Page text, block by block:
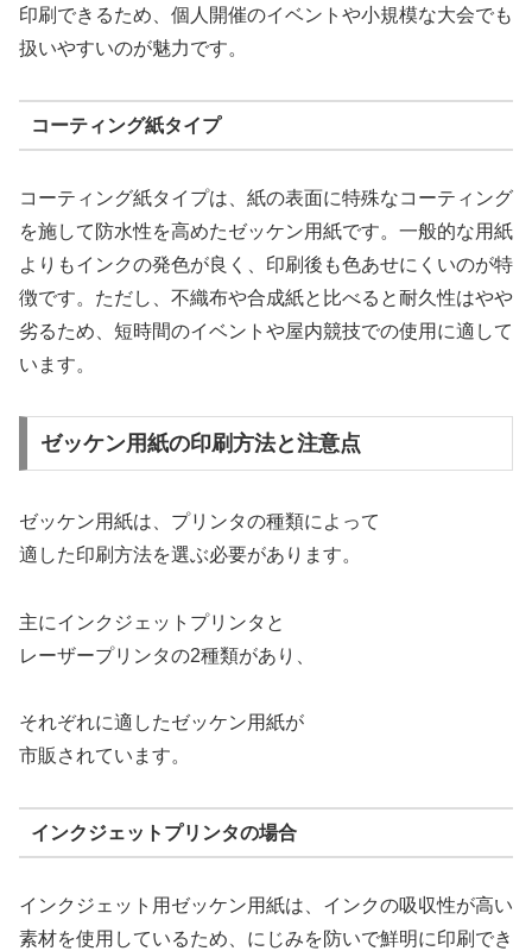
印刷できるため、個人開催のイベントや小規模な大会でも
扱いやすいのが魅力です。
コーティング紙タイプ
コーティング紙タイプは、紙の表面に特殊なコーティング
を施して防水性を高めたゼッケン用紙です。一般的な用紙
よりもインクの発色が良く、印刷後も色あせにくいのが特
徴です。ただし、不織布や合成紙と比べると耐久性はやや
劣るため、短時間のイベントや屋内競技での使用に適して
います。
ゼッケン用紙の印刷方法と注意点
ゼッケン用紙は、プリンタの種類によって
適した印刷方法を選ぶ必要があります。
主にインクジェットプリンタと
レーザープリンタの2種類があり、
それぞれに適したゼッケン用紙が
市販されています。
インクジェットプリンタの場合
インクジェット用ゼッケン用紙は、インクの吸収性が高い
素材を使用しているため、にじみを防いで鮮明に印刷でき